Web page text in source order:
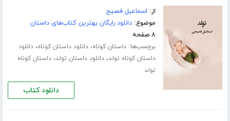
از: اسماعیل فصیح
موضوع:دانلود رایگان بهترین کتاب‌های داستان
۸ صفحه
برچسب‌ها:داستان کوتاه،دانلود داستان کوتاه،دانلود
داستان کوتاه تولد،دانلود داستان تولد،داستان کوتاه
تولد
دانلود کتاب